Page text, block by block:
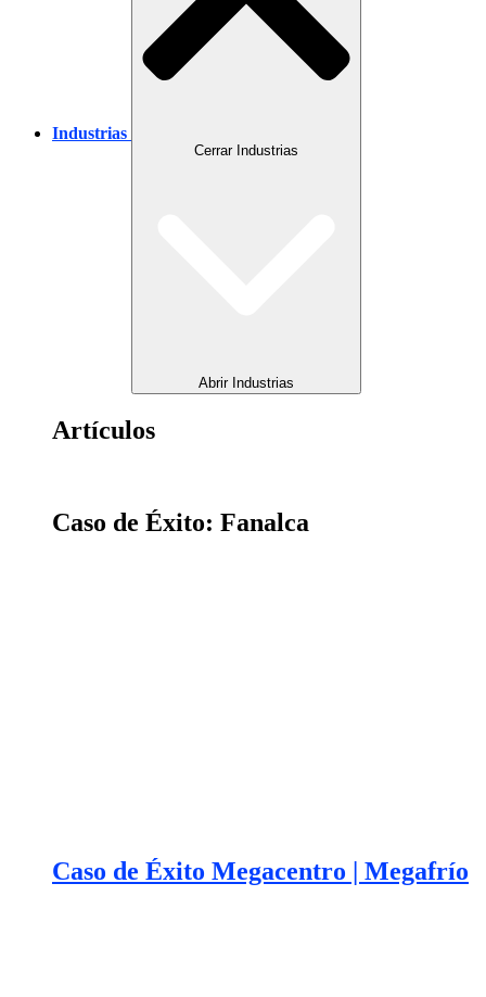
Industrias
Cerrar Industrias
Abrir Industrias
Artículos
Caso de Éxito: Fanalca
Caso de Éxito Megacentro | Megafrío